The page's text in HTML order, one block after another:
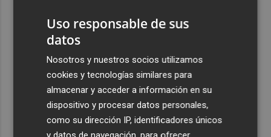
Uso responsable de sus
datos
Nosotros y nuestros socios utilizamos
cookies y tecnologías similares para
almacenar y acceder a información en su
dispositivo y procesar datos personales,
como su dirección IP, identificadores únicos